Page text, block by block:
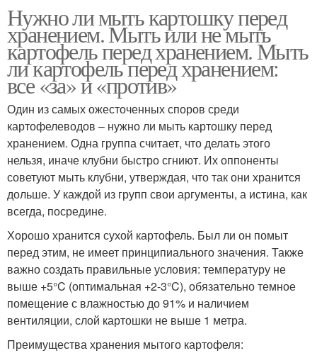
Нужно ли мыть картошку перед
хранением. Мыть или не мыть
картофель перед хранением. Мыть
ли картофель перед хранением:
все «за» и «против»
Один из самых ожесточенных споров среди
картофелеводов – нужно ли мыть картошку перед
хранением. Одна группа считает, что делать этого
нельзя, иначе клубни быстро сгниют. Их оппоненты
советуют мыть клубни, утверждая, что так они хранится
дольше. У каждой из групп свои аргументы, а истина, как
всегда, посредине.
Хорошо хранится сухой картофель. Был ли он помыт
перед этим, не имеет принципиального значения. Также
важно создать правильные условия: температуру не
выше +5°C (оптимальная +2-3°C), обязательно темное
помещение с влажностью до 91% и наличием
вентиляции, слой картошки не выше 1 метра.
Преимущества хранения мытого картофеля: